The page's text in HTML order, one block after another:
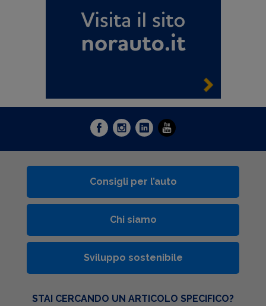
Consigli per l’auto
Chi siamo
Sviluppo sostenibile
STAI CERCANDO UN ARTICOLO SPECIFICO?